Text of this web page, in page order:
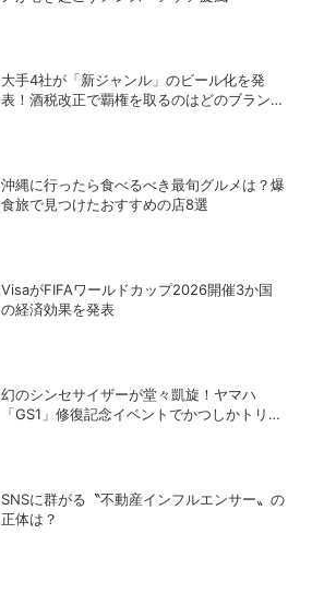
大手4社が「新ジャンル」のビール化を発
表！酒税改正で覇権を取るのはどのブランド
沖縄に行ったら食べるべき最旬グルメは？爆
食旅で見つけたおすすめの店8選
VisaがFIFAワールドカップ2026開催3か国
の経済効果を発表
幻のシンセサイザーが堂々凱旋！ヤマハ
「GS1」修復記念イベントでかつしかトリオ
SNSに群がる〝不動産インフルエンサー〟の
正体は？